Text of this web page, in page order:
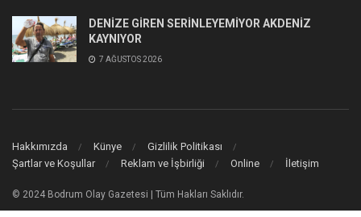
DENİZE GİREN SERİNLEYEMİYOR AKDENİZ
KAYNIYOR
7 AĞUSTOS 2026
Hakkımızda Künye
Gizlilik Politikası
Şartlar ve Koşullar
Reklam ve İşbirliği Online İletişim
© 2024 Bodrum Olay Gazetesi | Tüm Hakları Saklıdır.